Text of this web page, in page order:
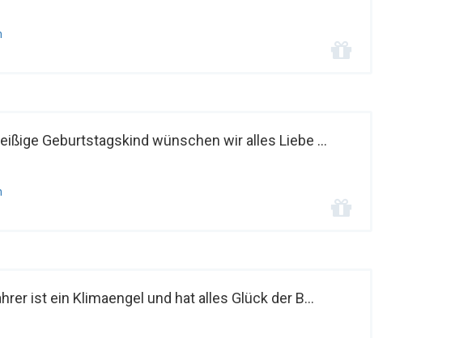
Geburtstagskind wünschen wir alles Liebe ...
ist ein Klimaengel und hat alles Glück der B...